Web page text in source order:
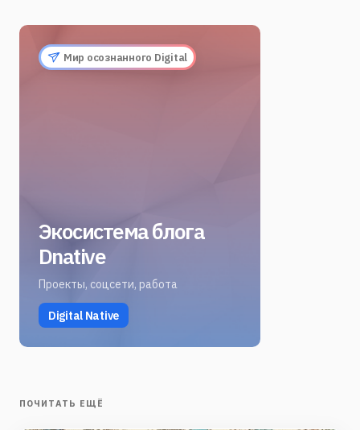
Мир осознанного Digital
Экосистема блога
Dnative
Проекты, соцсети, работа
Digital Native
ПОЧИТАТЬ ЕЩЁ